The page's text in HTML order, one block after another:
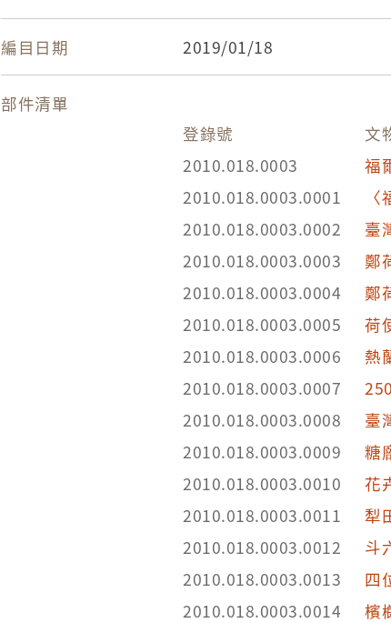
編目日期 2019/01/18
部件清單
登錄號
文
2010.018.0003
福
2010.018.0003.0001
2010.018.0003.0002
臺
2010.018.0003.0003
鄭
2010.018.0003.0004
鄭
2010.018.0003.0005
荷
2010.018.0003.0006
熱
2010.018.0003.0007
2010.018.0003.0008
臺
2010.018.0003.0009
糖
2010.018.0003.0010
花
2010.018.0003.0011
犁
2010.018.0003.0012
斗
2010.018.0003.0013
四
2010.018.0003.0014
檳